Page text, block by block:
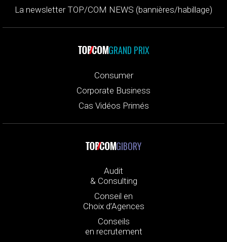
La newsletter TOP/COM NEWS (bannières/habillage)
GRAND PRIX
Consumer
Corporate Business
Cas Vidéos Primés
GIBORY
Audit
& Consulting
Conseil en
Choix d’Agences
Conseils
en recrutement